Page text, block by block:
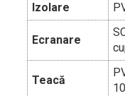
Izolare
Ecranare
Teacă